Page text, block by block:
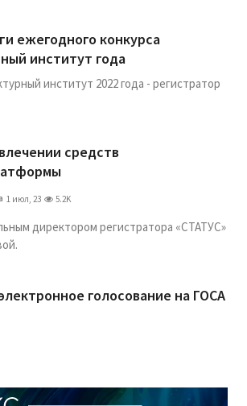
ежегодного конкурса
институт года
институт 2022 года - регистратор
средств
1 июл, 23 5.2K
директором регистратора «СТАТУС»
голосование на ГОСА